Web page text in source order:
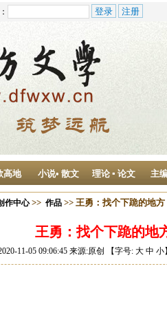
高地 小说• 散文 理论 ▪ 论文 主
作中心>> 作品 >> 王勇：找个下跪的地方
王勇：找个下跪的地
11-05 09:06:45 来源:原创 【字号: 大 中 小